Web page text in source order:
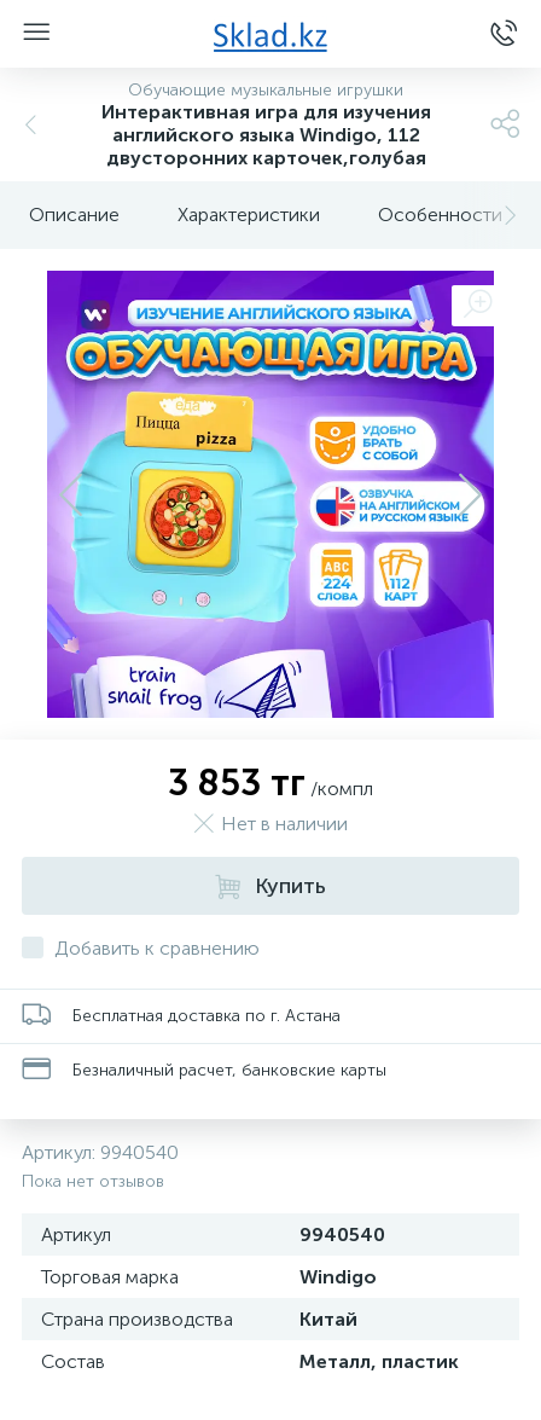
Обучающие музыкальные игрушки
Интерактивная игра для изучения
английского языка Windigo, 112
двусторонних карточек,голубая
Описание Характеристики Особенности
3 853 тг /компл
Нет в наличии
Купить
Добавить к сравнению
Бесплатная доставка по г. Астана
Безналичный расчет, банковские карты
Артикул: 9940540
Пока нет отзывов
Артикул
9940540
Торговая марка
Windigo
Страна производства
Китай
Состав
Металл, пластик